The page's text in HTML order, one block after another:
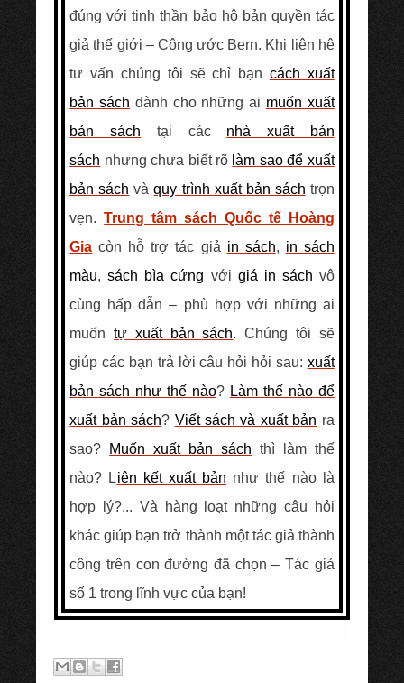
đúng với tinh thần bảo hộ bản quyền tác
giả thế giới – Công ước Bern. Khi liên hệ
tư vấn chúng tôi sẽ chỉ bạn cách xuất
bản sách dành cho những ai muốn xuất
bản sách tại các nhà xuất bản
sách nhưng chưa biết rõ làm sao để xuất
bản sách vàquy trình xuất bản sách trọn
vẹn.Trung tâm sách Quốc tế Hoàng
Gia còn hỗ trợ tác giả in sách, in sách
màu,sách bìa cứng với giá in sách vô
cùng hấp dẫn – phù hợp với những ai
muốntự xuất bản sách. Chúng tôi sẽ
giúp các bạn trả lời câu hỏi hỏi sau: xuất
bản sách như thế nào? Làm thế nào để
xuất bản sách? Viết sách và xuất bản ra
sao?
Muốn xuất bản sách thì làm thế
nào? Liên kết xuất bản như thế nào là
hợp lý?... Và hàng loạt những câu hỏi
khác giúp bạn trở thành một tác giả thành
công trên con đường đã chọn – Tác giả
số 1 trong lĩnh vực của bạn!